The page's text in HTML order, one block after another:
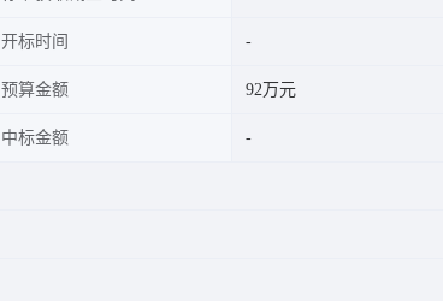
开标时间
预算金额 92万元
中标金额